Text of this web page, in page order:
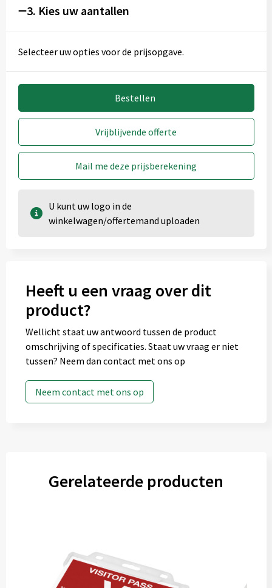
3. Kies uw aantallen
Selecteer uw opties voor de prijsopgave.
Bestellen
Vrijblijvende offerte
Mail me deze prijsberekening
U kunt uw logo in de
winkelwagen/offertemand uploaden
Heeft u een vraag over dit
product?
Wellicht staat uw antwoord tussen de product
omschrijving of specificaties. Staat uw vraag er niet
tussen? Neem dan contact met ons op
Neem contact met ons op
Gerelateerde producten